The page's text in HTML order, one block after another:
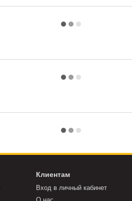
Клиентам
Вход в личный кабинет